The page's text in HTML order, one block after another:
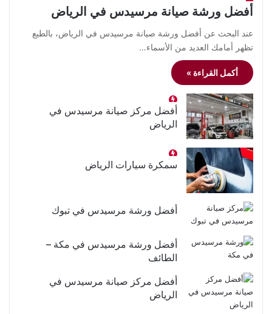
أفضل ورشة صيانة مرسيدس في الرياض
عند البحث عن أفضل ورشة صيانة مرسيدس في الرياض، بالطبع
تظهر أمامك العديد من الأسماء…
أكمل القراءة »
أفضل مركز صيانة مرسيدس في
الرياض
سمكرة سيارات الرياض
أفضل ورشة مرسيدس في تبوك
أفضل ورشة مرسيدس في مكة –
الطائف
أفضل مركز صيانة مرسيدس في
الرياض